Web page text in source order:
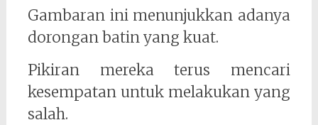
Gambaran ini menunjukkan adanya
dorongan batin yang kuat.
Pikiran mereka terus mencari
kesempatan untuk melakukan yang
salah.